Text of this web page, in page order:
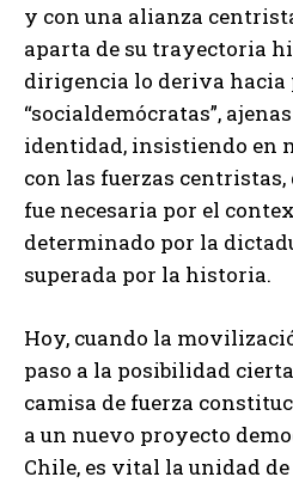
y con una alianza
aparta de su trayectoria
dirigencia lo deriva hacia
“socialdemócratas”,
identidad, insistiendo en
con las fuerzas centristas,
fue necesaria por el
determinado por la
superada por la historia.
Hoy, cuando la
paso a la posibilidad
camisa de fuerza
a un nuevo proyecto
Chile, es vital la unidad